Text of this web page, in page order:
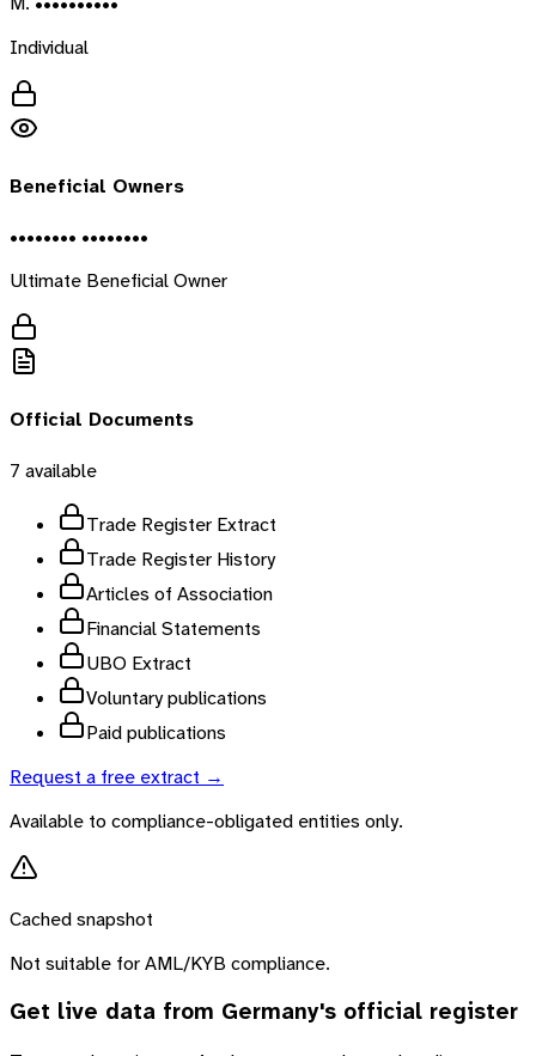
Individual
Beneficial Owners
•••••••• ••••••••
Ultimate Beneficial Owner
Official Documents
7 available
Trade Register Extract
Trade Register History
Articles of Association
Financial Statements
UBO Extract
Voluntary publications
Paid publications
Request a free extract →
Available to compliance-obligated entities only.
Cached snapshot
Not suitable for AML/KYB compliance.
Get live data from Germany's official register